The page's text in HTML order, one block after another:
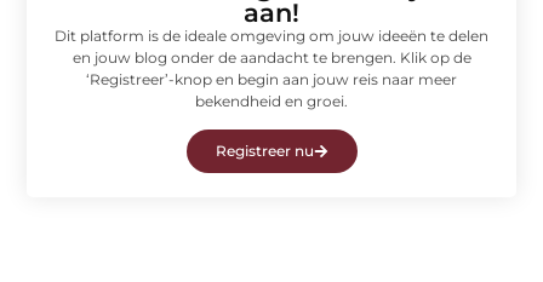
aan!
Dit platform is de ideale omgeving om jouw ideeën te delen
en jouw blog onder de aandacht te brengen. Klik op de
‘Registreer’-knop en begin aan jouw reis naar meer
bekendheid en groei.
Registreer nu